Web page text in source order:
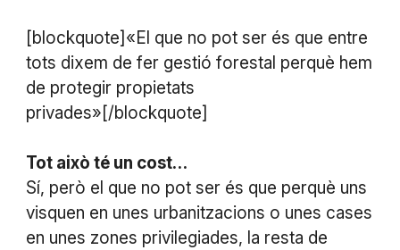
[blockquote]«El que no pot ser és que entre
tots dixem de fer gestió forestal perquè hem
de protegir propietats
privades»[/blockquote]
Tot això té un cost…
Sí, però el que no pot ser és que perquè uns
visquen en unes urbanitzacions o unes cases
en unes zones privilegiades, la resta de